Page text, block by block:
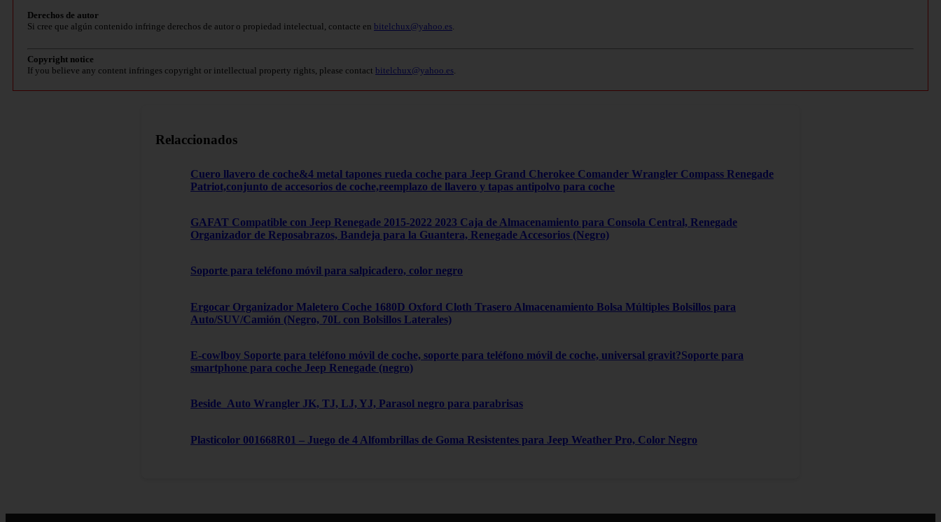
Derechos de autor
Si cree que algún contenido infringe derechos de autor o propiedad intelectual, contacte en bitelchux@yahoo.es.
Copyright notice
If you believe any content infringes copyright or intellectual property rights, please contact bitelchux@yahoo.es.
Relaccionados
Cuero llavero de coche&4 metal tapones rueda coche para Jeep Grand Cherokee Comander Wrangler Compass Renegade
Patriot,conjunto de accesorios de coche,reemplazo de llavero y tapas antipolvo para coche
GAFAT Compatible con Jeep Renegade 2015-2022 2023 Caja de Almacenamiento para Consola Central, Renegade
Organizador de Reposabrazos, Bandeja para la Guantera, Renegade Accesorios (Negro)
Soporte para teléfono móvil para salpicadero, color negro
Ergocar Organizador Maletero Coche 1680D Oxford Cloth Trasero Almacenamiento Bolsa Múltiples Bolsillos para
Auto/SUV/Camión (Negro, 70L con Bolsillos Laterales)
E-cowlboy Soporte para teléfono móvil de coche, soporte para teléfono móvil de coche, universal gravit?Soporte para
smartphone para coche Jeep Renegade (negro)
Beside_Auto Wrangler JK, TJ, LJ, YJ, Parasol negro para parabrisas
Plasticolor 001668R01 – Juego de 4 Alfombrillas de Goma Resistentes para Jeep Weather Pro, Color Negro